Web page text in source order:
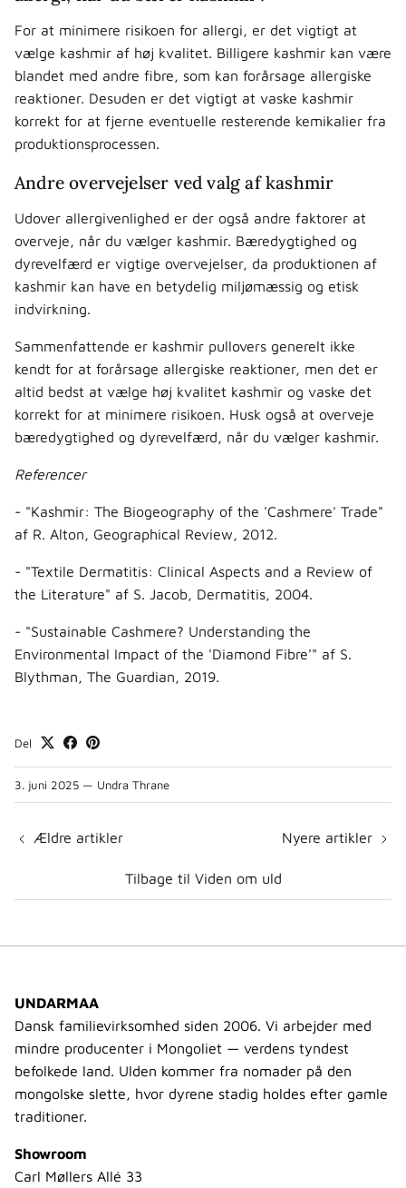
For at minimere risikoen for allergi, er det vigtigt at
vælge kashmir af høj kvalitet. Billigere kashmir kan være
blandet med andre fibre, som kan forårsage allergiske
reaktioner. Desuden er det vigtigt at vaske kashmir
korrekt for at fjerne eventuelle resterende kemikalier fra
produktionsprocessen.
Andre overvejelser ved valg af kashmir
Udover allergivenlighed er der også andre faktorer at
overveje, når du vælger kashmir. Bæredygtighed og
dyrevelfærd er vigtige overvejelser, da produktionen af
kashmir kan have en betydelig miljømæssig og etisk
indvirkning.
Sammenfattende er kashmir pullovers generelt ikke
kendt for at forårsage allergiske reaktioner, men det er
altid bedst at vælge høj kvalitet kashmir og vaske det
korrekt for at minimere risikoen. Husk også at overveje
bæredygtighed og dyrevelfærd, når du vælger kashmir.
Referencer
- "Kashmir: The Biogeography of the 'Cashmere' Trade"
af R. Alton, Geographical Review, 2012.
- "Textile Dermatitis: Clinical Aspects and a Review of
the Literature" af S. Jacob, Dermatitis, 2004.
- "Sustainable Cashmere? Understanding the
Environmental Impact of the 'Diamond Fibre'" af S.
Blythman, The Guardian, 2019.
Del
3. juni 2025 — Undra Thrane
Ældre artikler
Tilbage til Viden om uld
Nyere artikler
UNDARMAA
Dansk familievirksomhed siden 2006. Vi arbejder med
mindre producenter i Mongoliet — verdens tyndest
befolkede land. Ulden kommer fra nomader på den
mongolske slette, hvor dyrene stadig holdes efter gamle
traditioner.
Showroom
Carl Møllers Allé 33